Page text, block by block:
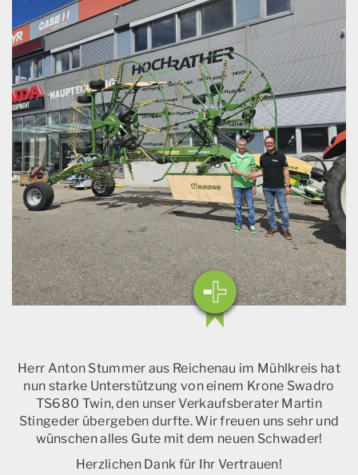
Herr Anton Stummer aus Reichenau im Mühlkreis hat
nun starke Unterstützung von einem Krone Swadro
TS680 Twin, den unser Verkaufsberater Martin
Stingeder übergeben durfte. Wir freuen uns sehr und
wünschen alles Gute mit dem neuen Schwader!
Herzlichen Dank für Ihr Vertrauen!